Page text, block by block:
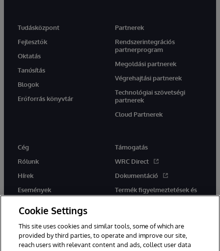
Tudásközpont
Fejlesztők
Oktatás
Tanúsítás
Blogok
Erőforrás könyvtár
Partnerek
Rendszerintegrációs
partnerprogram
Megoldási partnerek
Végrehajtási partnerek
Technológiai szövetségi
partnerek
Cloud Partnerek
Cég
Rólunk
Hírek
Események
Támogatás
WRC Direct
Dokumentáció
Termék figyelmeztetések és
tanácsok
Cookie Settings
This site uses cookies and similar tools, some of which are
provided by third parties, to operate and improve our site,
reach users with relevant content and ads, collect user data